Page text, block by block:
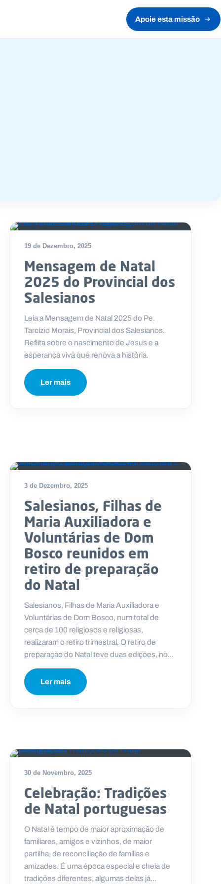
Apoie esta missão
19 de Dezembro, 2025
Mensagem de Natal
2025 do Provincial dos
Salesianos
Leia a Mensagem de Natal 2025 do Pe.
Tarcízio Morais, Provincial dos Salesianos.
Reflita sobre o nascimento de Jesus e a
esperança viva que renova a história.
Ler mais
3 de Dezembro, 2025
Salesianos, Filhas de
Maria Auxiliadora e
Voluntárias de Dom
Bosco reunidos em
retiro de preparação
do Natal
Salesianos, Filhas de Maria Auxiliadora e
Voluntárias de Dom Bosco, num total de
cerca de 100 religiosos e religiosas,
realizaram o retiro trimestral. O retiro de
preparação do Natal teve duas edições, no...
Ler mais
30 de Novembro, 2025
Celebração: Tradições
de Natal portuguesas
O Natal é tempo de maior aproximação de
familiares, amigos e vizinhos, de maior
partilha, de reconciliação de famílias e
amizades. É uma época especial e cheia de
tradições diferentes, algumas delas já...